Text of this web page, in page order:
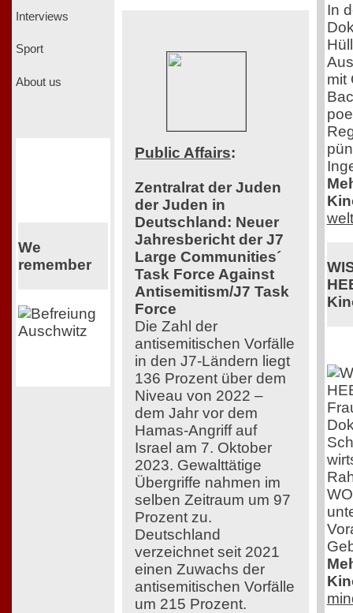
Interviews
Sport
About us
We
remember
Public Affairs:
Zentralrat der Juden
der Juden in
Deutschland: Neuer
Jahresbericht der J7
Large Communities´
Task Force Against
Antisemitism/J7 Task
Force
Die Zahl der
antisemitischen Vorfälle
in den J7-Ländern liegt
136 Prozent über dem
Niveau von 2022 –
dem Jahr vor dem
Hamas-Angriff auf
Israel am 7. Oktober
2023. Gewalttätige
Übergriffe nahmen im
selben Zeitraum um 97
Prozent zu.
Deutschland
verzeichnet seit 2021
einen Zuwachs der
antisemitischen Vorfälle
um 215 Prozent.
In
mit